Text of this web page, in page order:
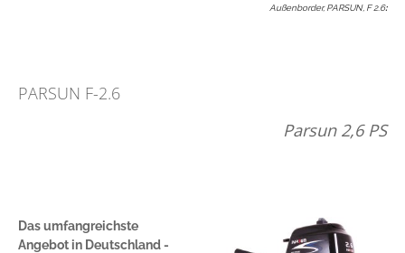
Außenborder, PARSUN, F 2.6:
PARSUN F-2.6
Parsun 2,6 PS
Das umfangreichste
Angebot in Deutschland -